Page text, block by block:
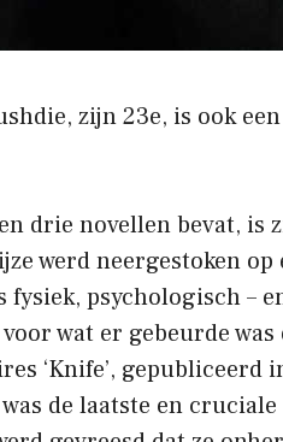
zijn 23e, is ook
drie novellen bevat, is
werd neergestoken op
psychologisch –
wat er gebeurde was
‘Knife’, gepubliceerd
de laatste en cruciale